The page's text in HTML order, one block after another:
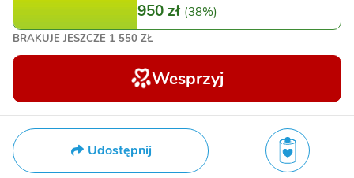
950 zł (38%)
BRAKUJE JESZCZE 1 550 ZŁ
Wesprzyj
Udostępnij